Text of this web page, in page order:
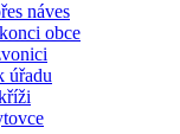
náves
obce
úřadu